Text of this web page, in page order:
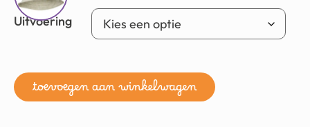
Uitvoering
toevoegen aan winkelwagen